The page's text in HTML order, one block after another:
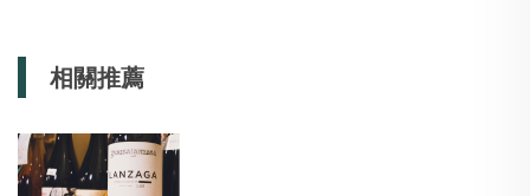
相關推薦